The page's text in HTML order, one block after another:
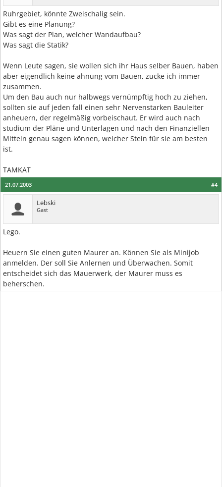
Ruhrgebiet, könnte Zweischalig sein.
Gibt es eine Planung?
Was sagt der Plan, welcher Wandaufbau?
Was sagt die Statik?
Wenn Leute sagen, sie wollen sich ihr Haus selber Bauen, haben
aber eigendlich keine ahnung vom Bauen, zucke ich immer
zusammen.
Um den Bau auch nur halbwegs vernümpftig hoch zu ziehen,
sollten sie auf jeden fall einen sehr Nervenstarken Bauleiter
anheuern, der regelmäßig vorbeischaut. Er wird auch nach
studium der Pläne und Unterlagen und nach den Finanziellen
Mitteln genau sagen können, welcher Stein für sie am besten
ist.
TAMKAT
#4
21.07.2003
Lebski
Gast
Lego.
Heuern Sie einen guten Maurer an. Können Sie als Minijob
anmelden. Der soll Sie Anlernen und Überwachen. Somit
entscheidet sich das Mauerwerk, der Maurer muss es
beherschen.